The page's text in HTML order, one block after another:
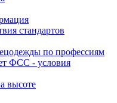
стандартов
по профессиям
ФСС - условия
высоте